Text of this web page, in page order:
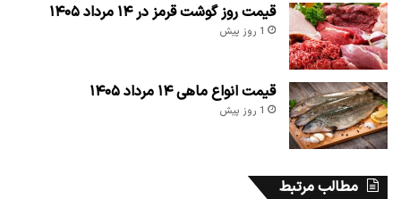
قیمت روز گوشت قرمز در ۱۴ مرداد ۱۴۰۵
1 روز پیش
قیمت انواع ماهی ۱۴ مرداد ۱۴۰۵
1 روز پیش
مطالب مرتبط